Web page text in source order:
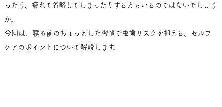
ったり、疲れて省略してしまったりする方もいるのではないでしょう
か。
今回は、寝る前のちょっとした習慣で虫歯リスクを抑える、セルフ
ケアのポイントについて解説します。